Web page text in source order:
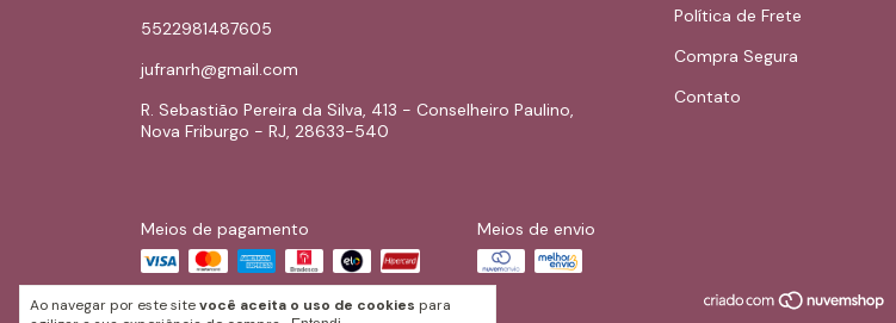
Ao navegar por este sitevocê aceita o uso de cookies para
5522981487605
jufranrh@gmail.com
R. Sebastião Pereira da Silva, 413 - Conselheiro Paulino,
Nova Friburgo - RJ, 28633-540
Política de Frete
Compra Segura
Contato
Meios de pagamento Meios de envio